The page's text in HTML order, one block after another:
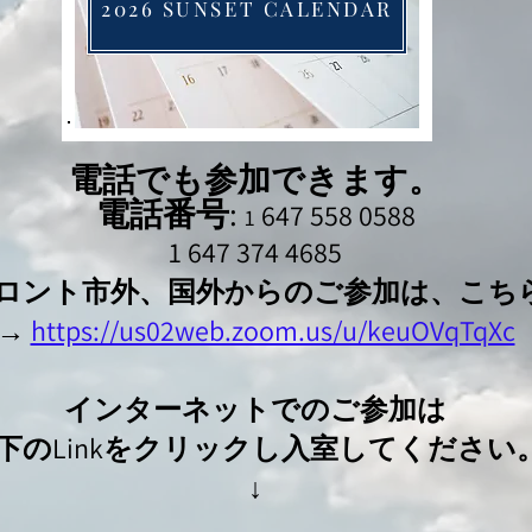
2026 SUNSET CALENDAR
電話でも参加できます。
電話番号: 1 647 558 0588
1 647 374 4685
ント市外、国外からのご参加は、こち
https://us02web.zoom.us/u/keuOVqTqXc
インターネットでのご参加は
のLinkをクリックし入室してください
​↓